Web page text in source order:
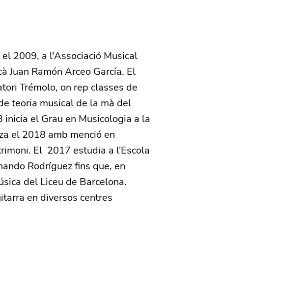
2009, a l'Associació Musical
Ramón Arceo García. El
Trémolo, on rep classes de
teoria musical de la mà del
el Grau en Musicologia a la
el 2018 amb menció en
El 2017 estudia a l'Escola
Rodríguez fins que, en
del Liceu de Barcelona.
en diversos centres